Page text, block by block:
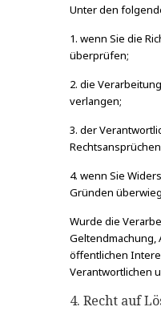
Unter den
1. wenn Sie die
überprüfen;
2. die
verlangen;
3. der
4. wenn Sie
Gründen
Wurde die
Geltendmachung,
öffentlichen
Verantwortlichen
4. Recht auf